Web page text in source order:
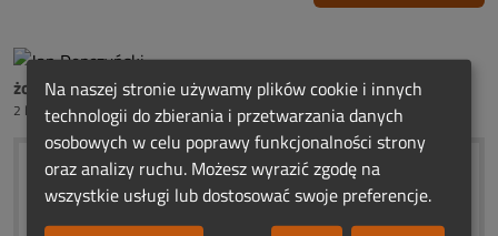
żona ś.p.Henia Dobrońskiego
2 lata temu
(¯`:´¯).☀.☀
(¯ `•.\|/.•´¯)...URODZINOWE
(¯ `•.❤.•´¯)....ŚWIATEŁKA
Na naszej stronie używamy plików cookie i innych
technologii do zbierania i przetwarzania danych
osobowych w celu poprawy funkcjonalności strony
oraz analizy ruchu. Możesz wyrazić zgodę na
wszystkie usługi lub dostosować swoje preferencje.